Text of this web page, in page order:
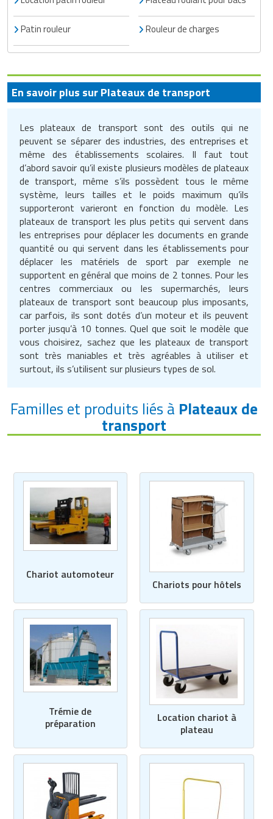
Mobilier fumeurs
Mobilier gabion
Mobilier urbain solaire
Ponton
Potelets et bornes urbaines
Protection arbres
Signalisation routière
Table de pique nique
Outillage jardin
Panneaux et affichages pour
PLV pour magasin
Présentoirs pour magasin
Rasage pour homme
Rayonnages pour magasin
Robots de service
Sac shopping
Thermomètre de mesure
Ustensile cuisine professionnel
Vêtements personnalisés
Vitrines pour magasin
Matériel électrique
Mesure et contrôle
Outillage électrique
Portes industrielles
Sas de confinement
Signalétique industrielle
Tables pour atelier
Techniques
Traitement de l'air
Traitement des eaux
Trancheuse professionnelle
Transformateur électrique
Tuyau renforcé
Ventilateurs et aération d'atelier
Panneaux et signalétiques de
nettoyage
Poubelles et portes sacs
Produits d'essuyage
Produits de nettoyage
professionnels
Produits pour lave vaisselle
Protection anti-inondation
Pulvérisateurs professionnels
Robots de nettoyage
Savons et soins du corps
Tapis de bureau
Tapis et caillebotis
Traitement des surfaces
Traitement du linge
Vestiaires et casiers
Equipement multisport
Equipement paintball
Equipement pour vélo
Equipement sport de combat
Equipement tennis
Equipement Tir à l'arc
Equipement Tir au fusil
Equipement volley ball
Equipements de football
Equipements de karting
Equipements pour patinage
Equipements pour roller
Equipements pour stade et terrain
sportif
Jeu gymnique
Matériel de fitness
Matériel de musculation
Vêtement sportif
Machines à café professionnelles
Machines d'emballage alimentaire
Matériel boulangerie pâtisserie
Matériel pizzeria
Matériels d'hygiène pour restaurant
Meuble inox de cuisine
Mixeurs et blenders professionnels
Mobilier self service
Pétrin professionnel
Piano de cuisson
Plats et plateaux
Pompes à sauce
Portes commandes restaurant
Présentoir pour restaurant
Réfrigérateur professionnel
Restauration foraine
Robinetterie professionnelle
Rôtisserie professionnelle
Table de cuisson professionnelle
Tables de préparation réfrigérées
Ustensile de cuisine
Vaisselle restaurant
Menuiserie
Outillage BTP
Plafond
Réparation de sol
Sécurité du chantier
Signalisations de chantier
Tapis agricoles
Services juridiques
Téléphone portable
Transport
Travaux maison
Véhicules professionnels
Patin rouleur Rouleur de charges
En savoir plus sur Plateaux de transport
Les plateaux de transport sont des outils qui ne
peuvent se séparer des industries, des entreprises et
même des établissements scolaires. Il faut tout
d’abord savoir qu’il existe plusieurs modèles de plateaux
de transport, même s’ils possèdent tous le même
système, leurs tailles et le poids maximum qu’ils
supporteront varieront en fonction du modèle. Les
plateaux de transport les plus petits qui servent dans
les entreprises pour déplacer les documents en grande
quantité ou qui servent dans les établissements pour
déplacer les matériels de sport par exemple ne
supportent en général que moins de 2 tonnes. Pour les
centres commerciaux ou les supermarchés, leurs
plateaux de transport sont beaucoup plus imposants,
car parfois, ils sont dotés d’un moteur et ils peuvent
porter jusqu’à 10 tonnes. Quel que soit le modèle que
vous choisirez, sachez que les plateaux de transport
sont très maniables et très agréables à utiliser et
surtout, ils s’utilisent sur plusieurs types de sol.
Familles et produits liés à Plateaux de
transport
Chariot automoteur
Chariots pour hôtels
Trémie de
préparation
Location chariot à
plateau